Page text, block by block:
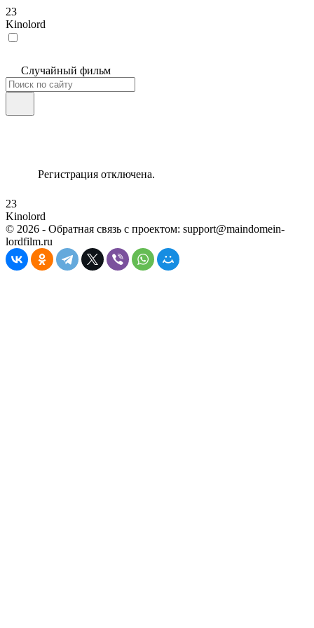
23
Kinolord
Случайный фильм
Регистрация отключена.
23
Kinolord
© 2026 - Обратная связь с проектом: support@maindomein-
lordfilm.ru